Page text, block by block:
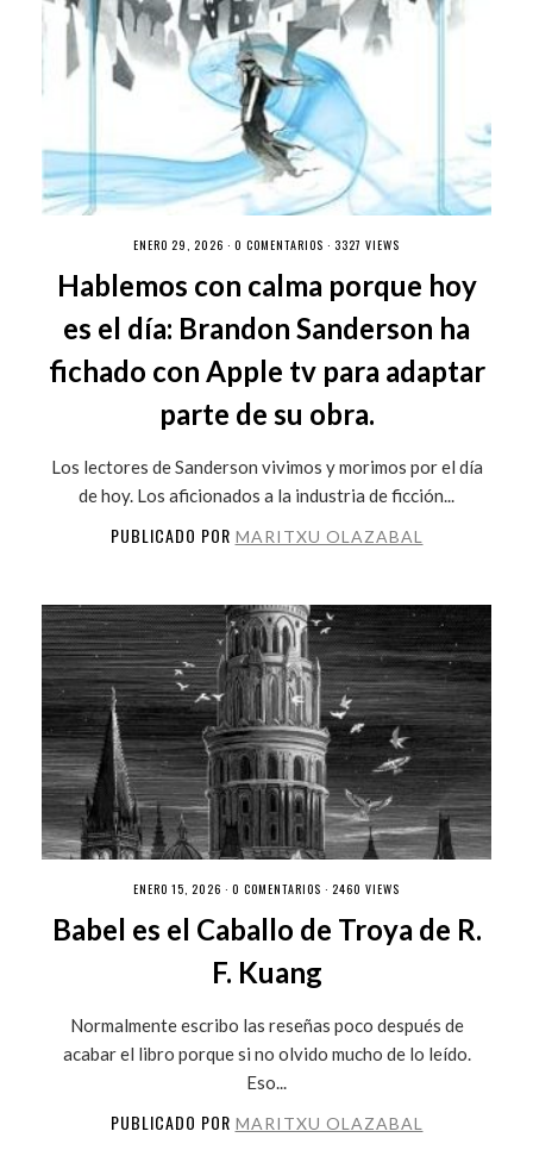
ENERO 29, 2026 · 0 COMENTARIOS · 3327 VIEWS
Hablemos con calma porque hoy
es el día: Brandon Sanderson ha
fichado con Apple tv para adaptar
parte de su obra.
Los lectores de Sanderson vivimos y morimos por el día
de hoy. Los aficionados a la industria de ficción...
PUBLICADO POR MARITXU OLAZABAL
ENERO 15, 2026 · 0 COMENTARIOS · 2460 VIEWS
Babel es el Caballo de Troya de R.
F. Kuang
Normalmente escribo las reseñas poco después de
acabar el libro porque si no olvido mucho de lo leído.
Eso...
PUBLICADO POR MARITXU OLAZABAL